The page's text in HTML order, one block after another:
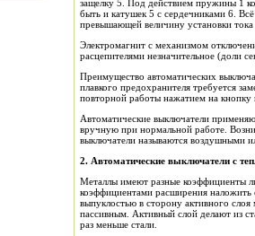
защелку 5. Под действием пружины 1
быть и катушек 5 с сердечниками 6.
превышающей величину установки тока
Электромагнит с механизмом
расцепителями незначительное (доли
Преимущество автоматических
плавкого предохранителя требуется
повторной работы нажатием на кнопку
Автоматические выключатели
вручную при нормальной работе.
выключатели называются воздушными
2. Автоматические выключатели с
Металлы имеют разные коэффициенты
коэффициентами расширения наложить
выпуклостью в сторону активного
пассивным. Активный слой делают из
раз меньше стали.